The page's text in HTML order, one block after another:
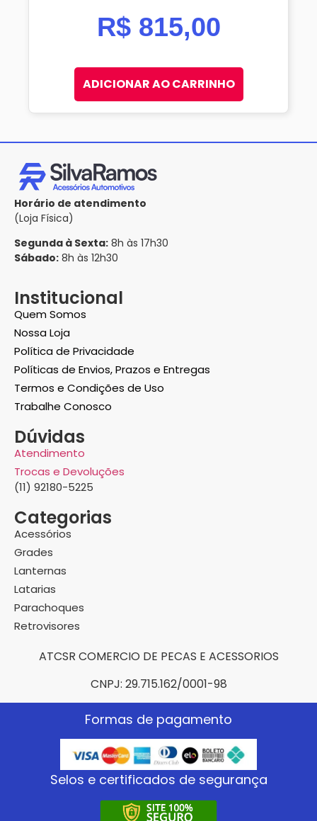
R$815,00
ADICIONAR AO CARRINHO
Horário de atendimento
(Loja Física)
Segunda à Sexta: 8h às 17h30
Sábado: 8h às 12h30
Institucional
Quem Somos
Nossa Loja
Política de Privacidade
Políticas de Envios, Prazos e Entregas
Termos e Condições de Uso
Trabalhe Conosco
Dúvidas
Atendimento
Trocas e Devoluções
(11) 92180-5225
Categorias
Acessórios
Grades
Lanternas
Latarias
Parachoques
Retrovisores
ATCSR COMERCIO DE PECAS E ACESSORIOS
CNPJ: 29.715.162/0001-98
Formas de pagamento
Selos e certificados de segurança